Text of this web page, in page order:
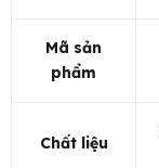
Mã sản
phẩm
Chất liệu